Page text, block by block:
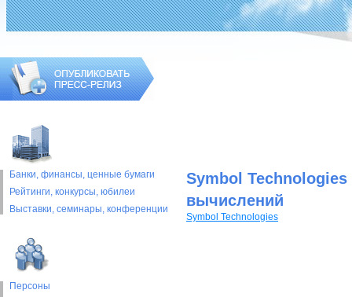
Банки, финансы, ценные бумаги
Рейтинги, конкурсы, юбилеи
Выставки, cеминары, конференции
Персоны
Symbol
вычислений
Symbol Technologies